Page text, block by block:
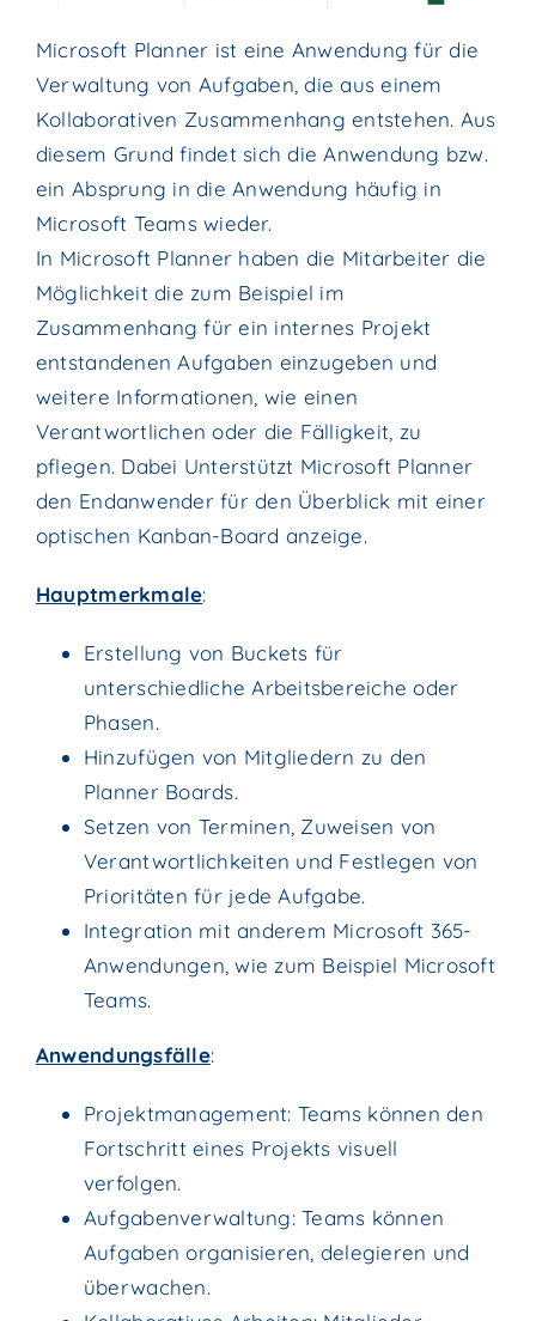
Microsoft Planner ist eine Anwendung für die
Verwaltung von Aufgaben, die aus einem
Kollaborativen Zusammenhang entstehen. Aus
diesem Grund findet sich die Anwendung bzw.
ein Absprung in die Anwendung häufig in
Microsoft Teams wieder.
In Microsoft Planner haben die Mitarbeiter die
Möglichkeit die zum Beispiel im
Zusammenhang für ein internes Projekt
entstandenen Aufgaben einzugeben und
weitere Informationen, wie einen
Verantwortlichen oder die Fälligkeit, zu
pflegen. Dabei Unterstützt Microsoft Planner
den Endanwender für den Überblick mit einer
optischen Kanban-Board anzeige.
Hauptmerkmale:
Erstellung von Buckets für
unterschiedliche Arbeitsbereiche oder
Phasen.
Hinzufügen von Mitgliedern zu den
Planner Boards.
Setzen von Terminen, Zuweisen von
Verantwortlichkeiten und Festlegen von
Prioritäten für jede Aufgabe.
Integration mit anderem Microsoft 365-
Anwendungen, wie zum Beispiel Microsoft
Teams.
Anwendungsfälle:
Projektmanagement: Teams können den
Fortschritt eines Projekts visuell
verfolgen.
Aufgabenverwaltung: Teams können
Aufgaben organisieren, delegieren und
überwachen.